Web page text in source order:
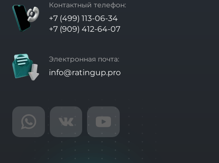
Контактный телефон:
+7 (499) 113-06-34
+7 (909) 412-64-07
Электронная почта:
info@ratingup.pro